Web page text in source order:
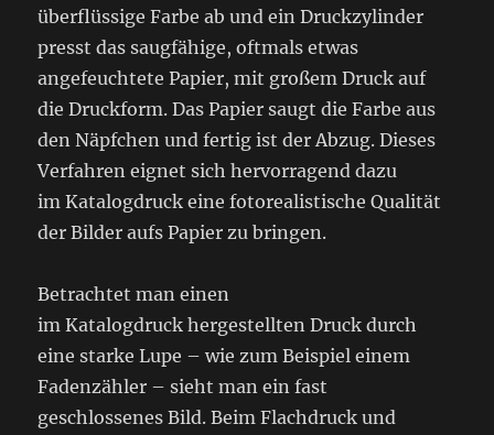
überflüssige Farbe ab und ein Druckzylinder
presst das saugfähige, oftmals etwas
angefeuchtete Papier, mit großem Druck auf
die Druckform. Das Papier saugt die Farbe aus
den Näpfchen und fertig ist der Abzug. Dieses
Verfahren eignet sich hervorragend dazu
im Katalogdruck eine fotorealistische Qualität
der Bilder aufs Papier zu bringen.
Betrachtet man einen
im Katalogdruck hergestellten Druck durch
eine starke Lupe – wie zum Beispiel einem
Fadenzähler – sieht man ein fast
geschlossenes Bild. Beim Flachdruck und